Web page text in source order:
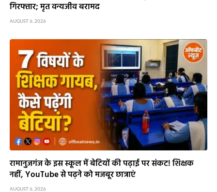
गिरफ्तार; मृत वन्यजीव बरामद
AUGUST 6, 2026
रामानुजगंज के इस स्कूल में बेटियों की पढ़ाई पर संकट! शिक्षक
नहीं, YouTube से पढ़ने को मजबूर छात्राएं
AUGUST 6, 2026